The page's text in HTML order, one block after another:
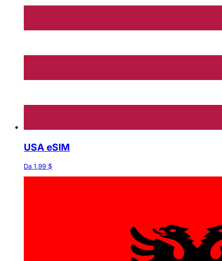
USA eSIM
Da 1,99 $